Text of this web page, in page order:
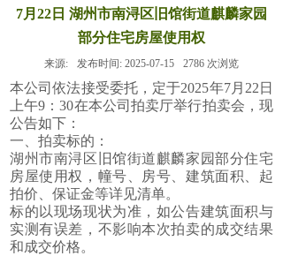
7月22日 湖州市南浔区旧馆街道麒麟家园
部分住宅房屋使用权
来源: 发布时间: 2025-07-15 2786 次浏览
本公司依法接受委托，定于2025年7月22日
上午9：30在本公司拍卖厅举行拍卖会，现
公告如下：
一、拍卖标的：
湖州市南浔区旧馆街道麒麟家园部分住宅
房屋使用权，幢号、房号、建筑面积、起
拍价、保证金等详见清单。
标的以现场现状为准，如公告建筑面积与
实测有误差，不影响本次拍卖的成交结果
和成交价格。